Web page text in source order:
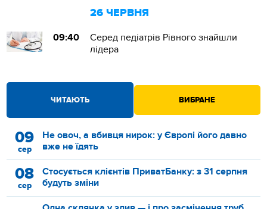
26 ЧЕРВНЯ
09:40
Серед педіатрів Рівного знайшли
лідера
ЧИТАЮТЬ ВИБРАНЕ
09
сер
Не овоч, а вбивця нирок: у Європі його давно
вже не їдять
08
сер
Стосується клієнтів ПриватБанку: з 31 серпня
будуть зміни